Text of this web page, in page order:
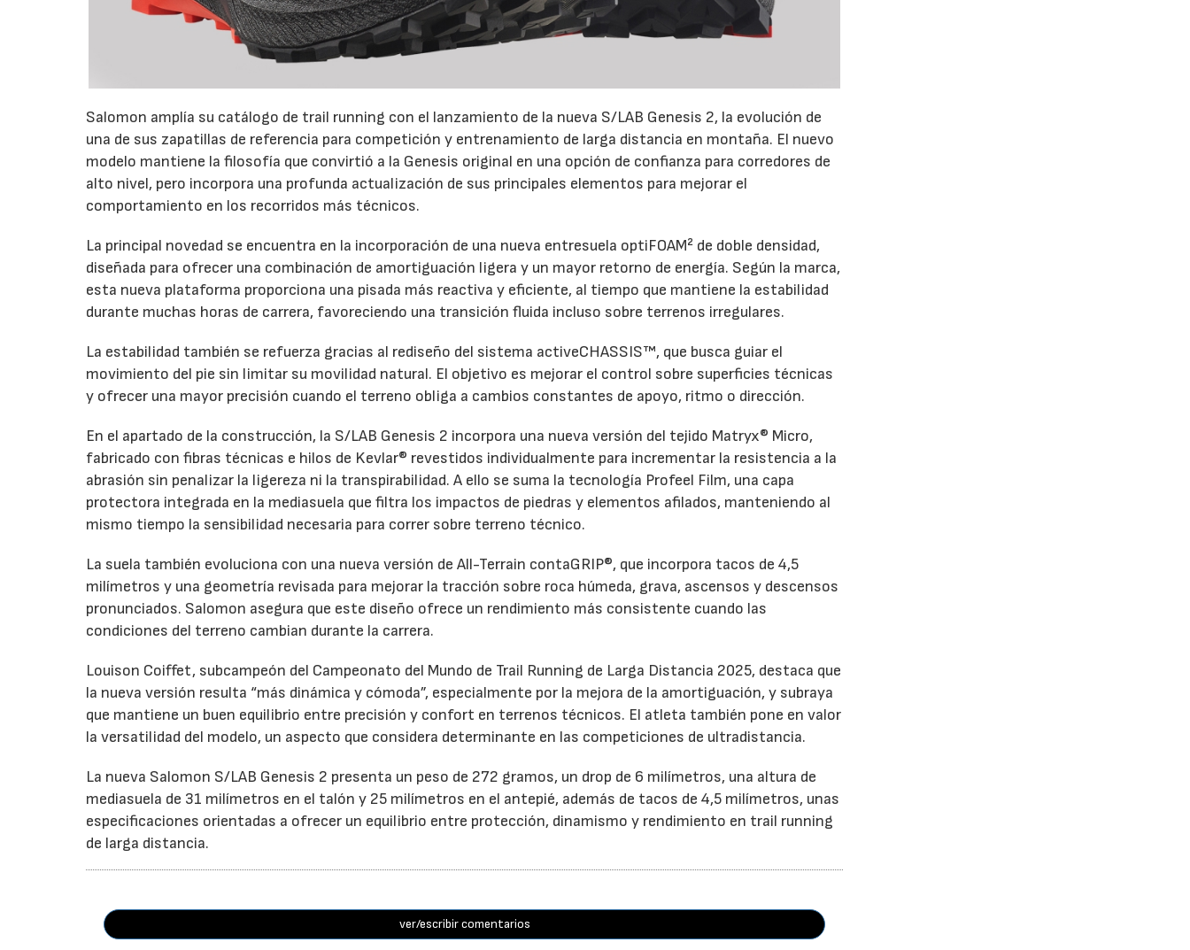
Salomon amplía su catálogo de trail running con el lanzamiento de la nueva S/LAB Genesis 2, la evolución de
una de sus zapatillas de referencia para competición y entrenamiento de larga distancia en montaña. El nuevo
modelo mantiene la filosofía que convirtió a la Genesis original en una opción de confianza para corredores de
alto nivel, pero incorpora una profunda actualización de sus principales elementos para mejorar el
comportamiento en los recorridos más técnicos.
La principal novedad se encuentra en la incorporación de una nueva entresuela optiFOAM² de doble densidad,
diseñada para ofrecer una combinación de amortiguación ligera y un mayor retorno de energía. Según la marca,
esta nueva plataforma proporciona una pisada más reactiva y eficiente, al tiempo que mantiene la estabilidad
durante muchas horas de carrera, favoreciendo una transición fluida incluso sobre terrenos irregulares.
La estabilidad también se refuerza gracias al rediseño del sistema activeCHASSIS™, que busca guiar el
movimiento del pie sin limitar su movilidad natural. El objetivo es mejorar el control sobre superficies técnicas
y ofrecer una mayor precisión cuando el terreno obliga a cambios constantes de apoyo, ritmo o dirección.
En el apartado de la construcción, la S/LAB Genesis 2 incorpora una nueva versión del tejido Matryx® Micro,
fabricado con fibras técnicas e hilos de Kevlar® revestidos individualmente para incrementar la resistencia a la
abrasión sin penalizar la ligereza ni la transpirabilidad. A ello se suma la tecnología Profeel Film, una capa
protectora integrada en la mediasuela que filtra los impactos de piedras y elementos afilados, manteniendo al
mismo tiempo la sensibilidad necesaria para correr sobre terreno técnico.
La suela también evoluciona con una nueva versión de All-Terrain contaGRIP®, que incorpora tacos de 4,5
milímetros y una geometría revisada para mejorar la tracción sobre roca húmeda, grava, ascensos y descensos
pronunciados. Salomon asegura que este diseño ofrece un rendimiento más consistente cuando las
condiciones del terreno cambian durante la carrera.
Louison Coiffet, subcampeón del Campeonato del Mundo de Trail Running de Larga Distancia 2025, destaca que
la nueva versión resulta “más dinámica y cómoda”, especialmente por la mejora de la amortiguación, y subraya
que mantiene un buen equilibrio entre precisión y confort en terrenos técnicos. El atleta también pone en valor
la versatilidad del modelo, un aspecto que considera determinante en las competiciones de ultradistancia.
La nueva Salomon S/LAB Genesis 2 presenta un peso de 272 gramos, un drop de 6 milímetros, una altura de
mediasuela de 31 milímetros en el talón y 25 milímetros en el antepié, además de tacos de 4,5 milímetros, unas
especificaciones orientadas a ofrecer un equilibrio entre protección, dinamismo y rendimiento en trail running
de larga distancia.
ver/escribir comentarios